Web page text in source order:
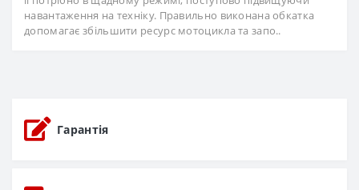
навантаження на техніку. Правильно виконана обкатка
допомагає збільшити ресурс мотоцикла та запо..
Гарантія